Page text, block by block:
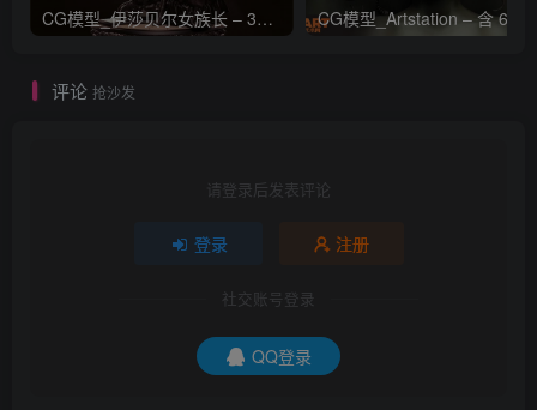
CG模型_伊莎贝尔女族长 – 3D 模型_CGART_模型下载
评论 抢沙发
请登录后发表评论
登录 注册
社交账号登录
QQ登录